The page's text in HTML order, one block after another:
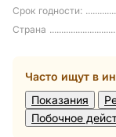
Срок годности:
Страна
Часто ищут в
Показания
Побочное